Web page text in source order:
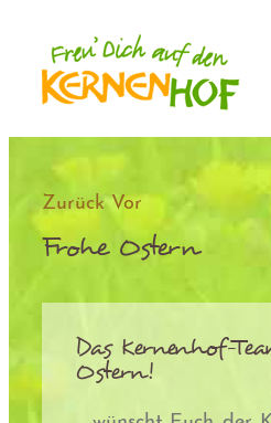
Inhalt
springen
Zurück Vor
Frohe Ostern
Das Kernenhof-
Ostern!